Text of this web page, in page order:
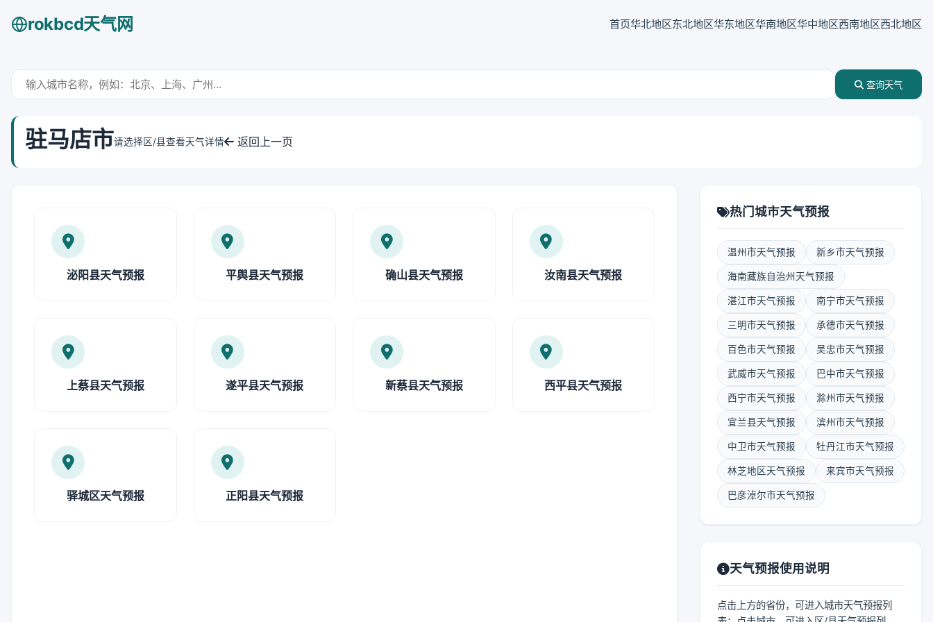
rokbcd天气网 首页华北地区东北地区华东地区华南地区华中地区西南地区西北地区
查询天气
驻马店市请选择区/县查看天气详情 返回上一页
泌阳县天气预报 平舆县天气预报 确山县天气预报 汝南县天气预报
上蔡县天气预报 遂平县天气预报 新蔡县天气预报 西平县天气预报
驿城区天气预报 正阳县天气预报
热门城市天气预报
温州市天气预报 新乡市天气预报
海南藏族自治州天气预报
湛江市天气预报 南宁市天气预报
三明市天气预报 承德市天气预报
百色市天气预报 吴忠市天气预报
武威市天气预报 巴中市天气预报
西宁市天气预报 滁州市天气预报
宜兰县天气预报 滨州市天气预报
中卫市天气预报 牡丹江市天气预报
林芝地区天气预报 来宾市天气预报
巴彦淖尔市天气预报
天气预报使用说明
点击上方的省份，可进入城市天气预报列